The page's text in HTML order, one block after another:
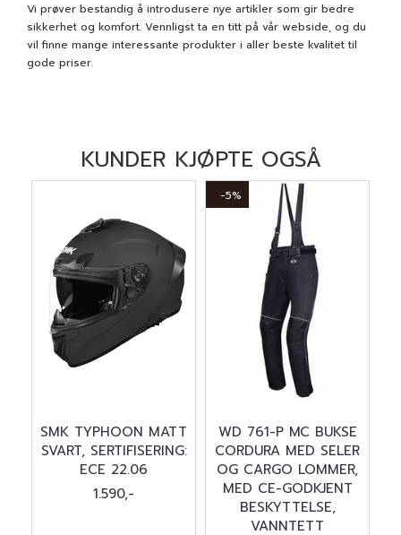
Vi prøver bestandig å introdusere nye artikler som gir bedre
sikkerhet og komfort. Vennligst ta en titt på vår webside, og du
vil finne mange interessante produkter i aller beste kvalitet til
gode priser.
KUNDER KJØPTE OGSÅ
SMK TYPHOON MATT
SVART, SERTIFISERING:
ECE 22.06
1.590,-
-5%
WD 761-P MC BUKSE
CORDURA MED SELER
OG CARGO LOMMER,
MED CE-GODKJENT
BESKYTTELSE,
VANNTETT